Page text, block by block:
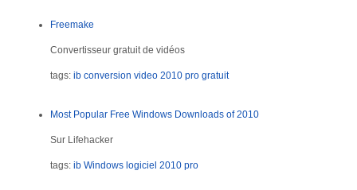
Freemake
Convertisseur gratuit de vidéos
tags: ib conversion video 2010 pro gratuit
Most Popular Free Windows Downloads of 2010
Sur Lifehacker
tags: ib Windows logiciel 2010 pro